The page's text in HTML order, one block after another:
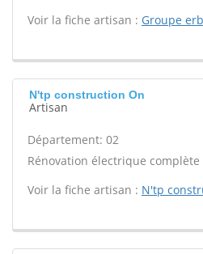
Voir la fiche artisan : Groupe
N'tp construction On
Artisan
Département: 02
Rénovation électrique
Voir la fiche artisan : N'tp